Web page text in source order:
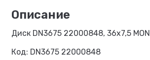
Диск DN3675 22000848, 36х7,5
Код: DN3675 22000848